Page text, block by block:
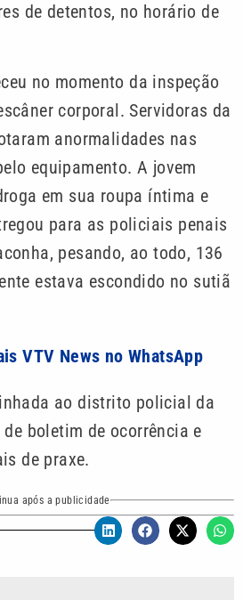
de detentos, no horário de
no momento da inspeção
corporal. Servidoras da
anormalidades nas
equipamento. A jovem
em sua roupa íntima e
para as policiais penais
pesando, ao todo, 136
estava escondido no sutiã
VTV News no WhatsApp
ao distrito policial da
boletim de ocorrência e
de praxe.
após a publicidade